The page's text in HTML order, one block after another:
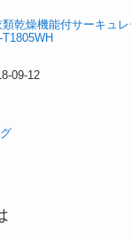
乾燥機能付サーキュ
09-12